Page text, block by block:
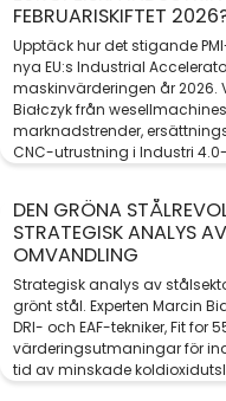
FEBRUARISKIFTET
Upptäck hur det stigande
nya EU:s Industrial
maskinvärderingen år 2026.
Białczyk från
marknadstrender,
CNC-utrustning i Industri
DEN GRÖNA
STRATEGISK ANALYS
OMVANDLING
Strategisk analys av
grönt stål. Experten Marcin
DRI- och EAF-tekniker, Fit for
värderingsutmaningar för
tid av minskade